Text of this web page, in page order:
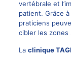
vertébrale et
patient. Grâce
praticiens
cibler les zones
La clinique